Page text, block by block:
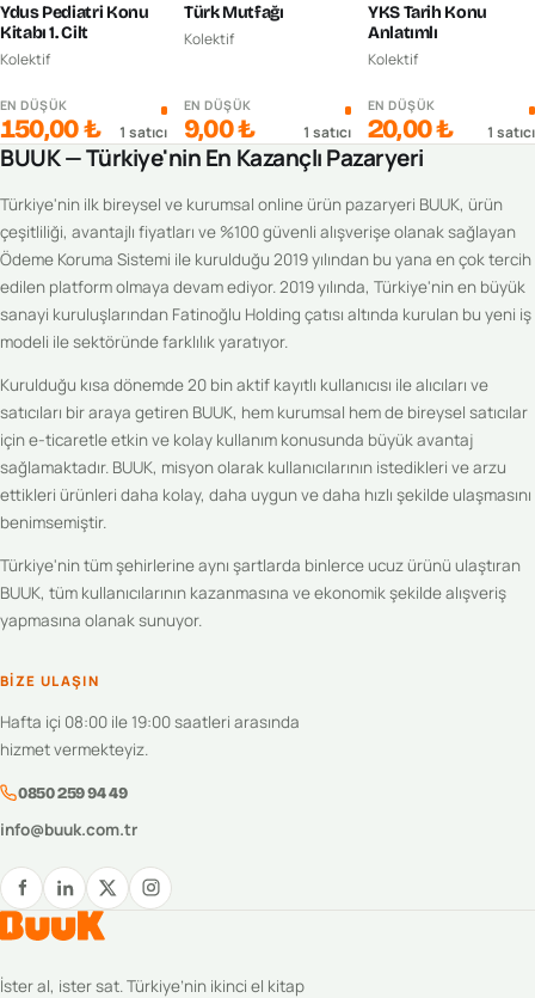
Ydus Pediatri Konu
Kitabı 1. Cilt
Kolektif
EN DÜŞÜK
150,00 ₺ 1 satıcı
Türk Mutfağı
Kolektif
EN DÜŞÜK
9,00 ₺ 1 satıcı
YKS Tarih Konu
Anlatımlı
Kolektif
EN DÜŞÜK
20,00 ₺ 1 satıcı
BUUK — Türkiye'nin En Kazançlı Pazaryeri
Türkiye'nin ilk bireysel ve kurumsal online ürün pazaryeri BUUK, ürün
çeşitliliği, avantajlı fiyatları ve %100 güvenli alışverişe olanak sağlayan
Ödeme Koruma Sistemi ile kurulduğu 2019 yılından bu yana en çok tercih
edilen platform olmaya devam ediyor. 2019 yılında, Türkiye'nin en büyük
sanayi kuruluşlarından Fatinoğlu Holding çatısı altında kurulan bu yeni iş
modeli ile sektöründe farklılık yaratıyor.
Kurulduğu kısa dönemde 20 bin aktif kayıtlı kullanıcısı ile alıcıları ve
satıcıları bir araya getiren BUUK, hem kurumsal hem de bireysel satıcılar
için e-ticaretle etkin ve kolay kullanım konusunda büyük avantaj
sağlamaktadır. BUUK, misyon olarak kullanıcılarının istedikleri ve arzu
ettikleri ürünleri daha kolay, daha uygun ve daha hızlı şekilde ulaşmasını
benimsemiştir.
Türkiye'nin tüm şehirlerine aynı şartlarda binlerce ucuz ürünü ulaştıran
BUUK, tüm kullanıcılarının kazanmasına ve ekonomik şekilde alışveriş
yapmasına olanak sunuyor.
BIZE ULAŞIN
Hafta içi 08:00 ile 19:00 saatleri arasında
hizmet vermekteyiz.
0850 259 94 49
info@buuk.com.tr
İster al, ister sat. Türkiye’nin ikinci el kitap